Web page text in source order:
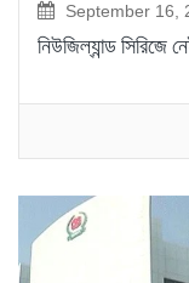
September 16,
নিউজিল্যান্ড সিরিজে